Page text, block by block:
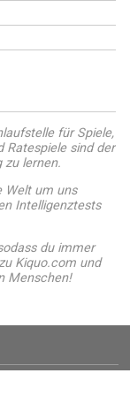
für Spiele,
Ratespiele sind der
zu lernen.
Welt um uns
Intelligenztests
du immer
Kiquo.com und
Menschen!